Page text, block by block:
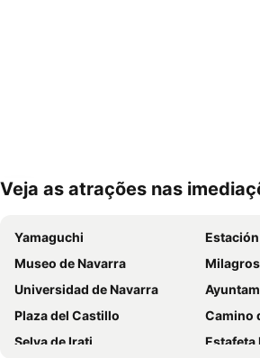
Ampliar mapa
Veja as atrações nas
Yamaguchi
Museo de Navarra
Universidad de Navarra
Plaza del Castillo
Camino
Selva de Irati
Estafeta